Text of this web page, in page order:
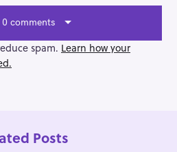
0 comments
spam. Learn how your
Posts